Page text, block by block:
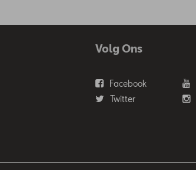
Volg Ons
Facebook
Twitter